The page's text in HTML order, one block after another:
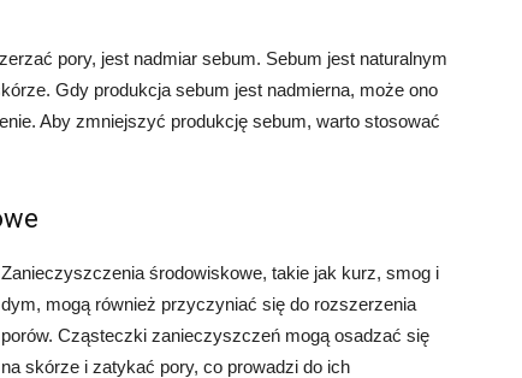
pory, jest nadmiar sebum. Sebum jest naturalnym
Gdy produkcja sebum jest nadmierna, może ono
Aby zmniejszyć produkcję sebum, warto stosować
Zanieczyszczenia środowiskowe, takie jak kurz, smog i
dym, mogą również przyczyniać się do rozszerzenia
porów. Cząsteczki zanieczyszczeń mogą osadzać się
na skórze i zatykać pory, co prowadzi do ich